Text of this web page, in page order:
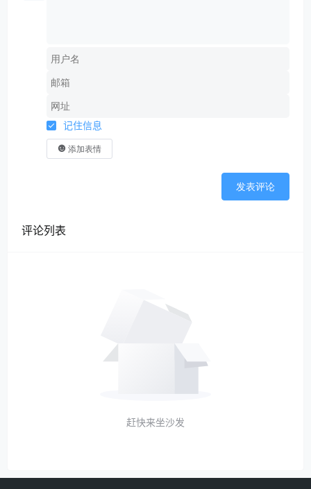
司予以赔偿，
补缴税款产生的税费损失40万元的诉讼请求
依法予以支持。
宣判后，双方当事人均未上诉，该判决
了达到偷税或某种需要在商品交易过程中通
过对所开具发票的商品名称、商品数量、商
品单价及金额上虚构发票信息，或者虚构交
易事实违规开具发票的违法行为。
记住信息
添加表情
发表评论
评论列表
赶快来坐沙发